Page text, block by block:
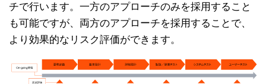
チで行います。一方のアプローチのみを採用すること
も可能ですが、両方のアプローチを採用することで、
より効果的なリスク評価ができます。